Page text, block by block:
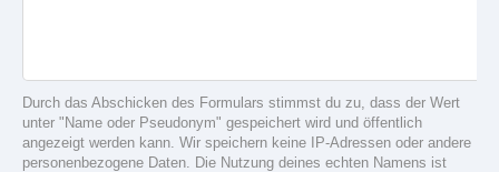
Durch das Abschicken des Formulars stimmst du zu, dass der Wert
unter "Name oder Pseudonym" gespeichert wird und öffentlich
angezeigt werden kann. Wir speichern keine IP-Adressen oder andere
personenbezogene Daten. Die Nutzung deines echten Namens ist